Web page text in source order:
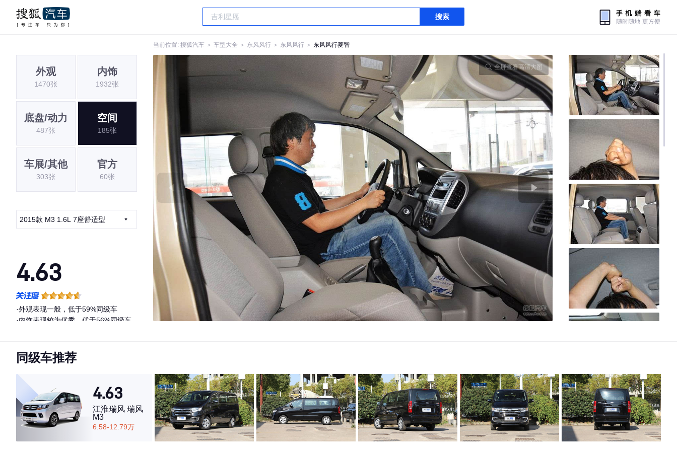
搜索
当前位置: 搜狐汽车 ＞ 车型大全 ＞ 东风风行 ＞ 东风风行 ＞ 东风风行菱智
外观
1470张
内饰
1932张
底盘/动力
487张
空间
185张
车展/其他
303张
官方
60张
2015款 M3 1.6L 7座舒适型
4.63
·外观表现一般，低于59%同级车
·内饰表现较为优秀，优于56%同级车
全屏查看高清大图
同级车推荐
4.63
江淮瑞风 瑞风
M3
6.58-12.79万